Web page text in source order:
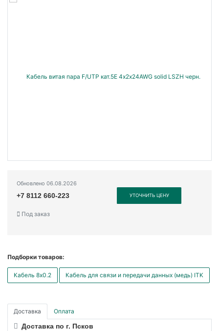
Обновлено 06.08.2026
+7 8112 660-223 УТОЧНИТЬ ЦЕНУ
Под заказ
Подборки товаров:
Кабель 8x0.2 Кабель для связи и передачи данных (медь) ITK
Доставка Оплата
Доставка по г. Псков